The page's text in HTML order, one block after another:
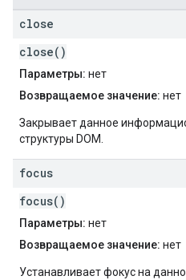
close
close()
Параметры: нет
Возвращаемое значение: нет
Закрывает данное
структуры DOM.
focus
focus()
Параметры: нет
Возвращаемое значение: нет
Устанавливает фокус на